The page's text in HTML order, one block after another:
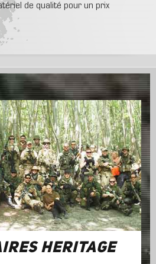
de qualité pour un prix
HERITAGE